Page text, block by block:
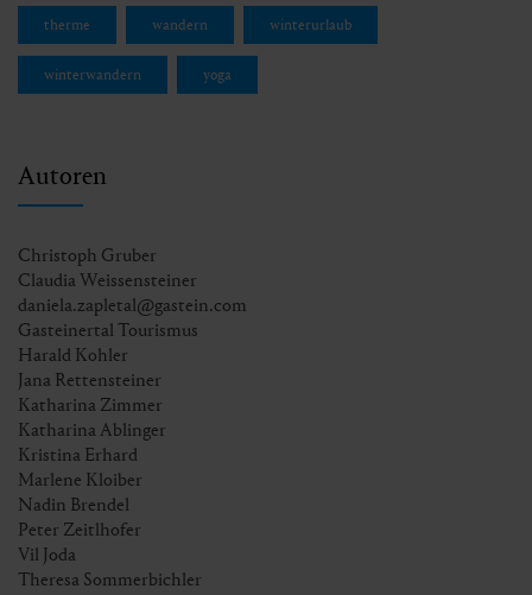
therme wandern winterurlaub
winterwandern yoga
Autoren
Christoph Gruber
Claudia Weissensteiner
daniela.zapletal@gastein.com
Gasteinertal Tourismus
Harald Kohler
Jana Rettensteiner
Katharina Zimmer
Katharina Ablinger
Kristina Erhard
Marlene Kloiber
Nadin Brendel
Peter Zeitlhofer
Vil Joda
Theresa Sommerbichler